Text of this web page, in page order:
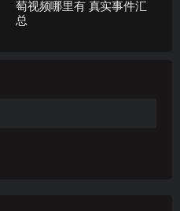
萄视频哪里有 真实事件汇
总